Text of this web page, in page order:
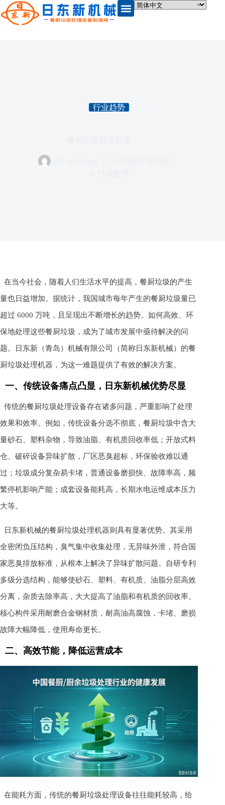
行业趋势
在当今社会，随着人们生活水平的提高，餐厨垃圾的产生
量也日益增加。据统计，我国城市每年产生的餐厨垃圾量已
超过 6000 万吨，且呈现出不断增长的趋势。如何高效、环
保地处理这些餐厨垃圾，成为了城市发展中亟待解决的问
题。日东新（青岛）机械有限公司（简称日东新机械）的餐
厨垃圾处理机器，为这一难题提供了有效的解决方案。
一、传统设备痛点凸显，日东新机械优势尽显
传统的餐厨垃圾处理设备存在诸多问题，严重影响了处理
效果和效率。例如，传统设备分选不彻底，餐厨垃圾中含大
量砂石、塑料杂物，导致油脂、有机质回收率低；开放式料
仓、破碎设备异味扩散，厂区恶臭超标，环保验收难以通
过；垃圾成分复杂易卡堵，普通设备磨损快、故障率高，频
繁停机影响产能；成套设备能耗高，长期水电运维成本压力
大等。
日东新机械的餐厨垃圾处理机器则具有显著优势。其采用
全密闭负压结构，臭气集中收集处理，无异味外泄，符合国
家恶臭排放标准，从根本上解决了异味扩散问题。自研专利
多级分选结构，能够使砂石、塑料、有机质、油脂分层高效
分离，杂质去除率高，大大提高了油脂和有机质的回收率。
核心构件采用耐磨合金钢材质，耐高油高腐蚀，卡堵、磨损
故障大幅降低，使用寿命更长。
二、高效节能，降低运营成本
在能耗方面，传统的餐厨垃圾处理设备往往能耗较高，给